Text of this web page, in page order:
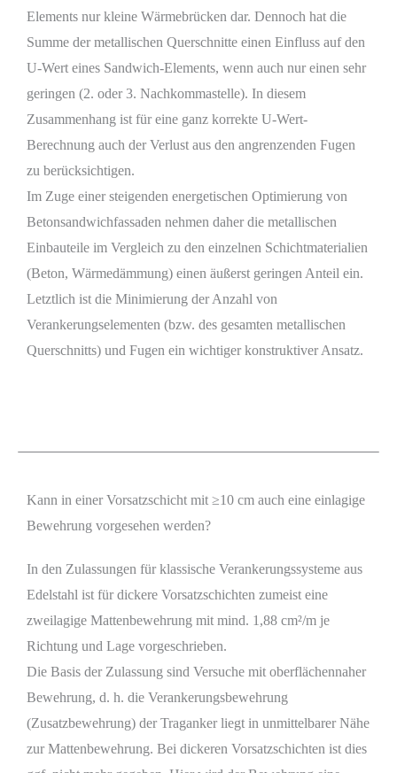
Elements nur kleine Wärmebrücken dar. Dennoch hat die
Summe der metallischen Querschnitte einen Einfluss auf den
U-Wert eines Sandwich-Elements, wenn auch nur einen sehr
geringen (2. oder 3. Nachkommastelle). In diesem
Zusammenhang ist für eine ganz korrekte U-Wert-
Berechnung auch der Verlust aus den angrenzenden Fugen
zu berücksichtigen.
Im Zuge einer steigenden energetischen Optimierung von
Betonsandwichfassaden nehmen daher die metallischen
Einbauteile im Vergleich zu den einzelnen Schichtmaterialien
(Beton, Wärmedämmung) einen äußerst geringen Anteil ein.
Letztlich ist die Minimierung der Anzahl von
Verankerungselementen (bzw. des gesamten metallischen
Querschnitts) und Fugen ein wichtiger konstruktiver Ansatz.
Kann in einer Vorsatzschicht mit ≥10 cm auch eine einlagige
Bewehrung vorgesehen werden?
In den Zulassungen für klassische Verankerungssysteme aus
Edelstahl ist für dickere Vorsatzschichten zumeist eine
zweilagige Mattenbewehrung mit mind. 1,88 cm²/m je
Richtung und Lage vorgeschrieben.
Die Basis der Zulassung sind Versuche mit oberflächennaher
Bewehrung, d. h. die Verankerungsbewehrung
(Zusatzbewehrung) der Traganker liegt in unmittelbarer Nähe
zur Mattenbewehrung. Bei dickeren Vorsatzschichten ist dies